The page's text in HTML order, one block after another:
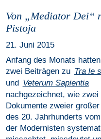
Von „Mediator Dei“
Pistoja
21. Juni 2015
Anfang des Monats
zwei Beiträgen zu Tra le
und Veterum Sapientia
nachgezeichnet, wie zwei
Dokumente zweier
des 20. Jahrhunderts
der Modernisten